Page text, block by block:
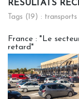
RÉSULTATS
Tags (19) : transports
France : "Le
retard"